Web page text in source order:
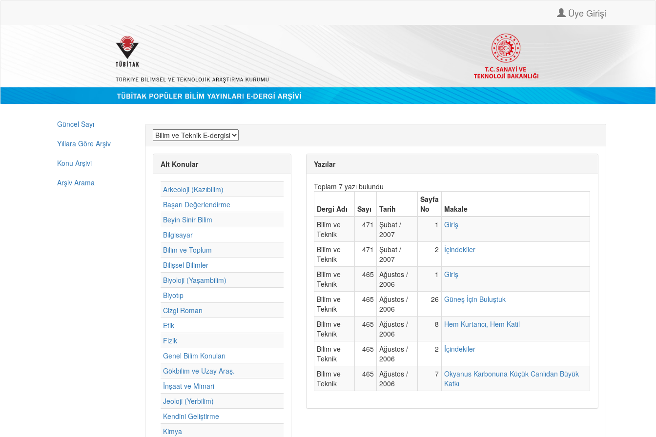
Üye Girişi
Güncel Sayı
Yıllara Göre Arşiv
Konu Arşivi
Arşiv Arama
Alt Konular
Arkeoloji (Kazıbilim)
Başarı Değerlendirme
Beyin Sinir Bilim
Bilgisayar
Bilim ve Toplum
Bilişsel Bilimler
Biyoloji (Yaşambilim)
Biyotıp
Cizgi Roman
Etik
Fizik
Genel Bilim Konuları
Gökbilim ve Uzay Araş.
İnşaat ve Mimari
Jeoloji (Yerbilim)
Kendini Geliştirme
Kimya
Yazılar
Toplam 7 yazı bulundu
Dergi Adı Sayı Tarih
Sayfa
No
Makale
Bilim ve
Teknik
471
Şubat /
2007
1 Giriş
Bilim ve
Teknik
471
Şubat /
2007
2 İçindekiler
Bilim ve
Teknik
465 Ağustos /
2006
1 Giriş
Bilim ve
Teknik
465 Ağustos /
2006
26 Güneş İçin Buluştuk
Bilim ve
Teknik
465 Ağustos /
2006
8 Hem Kurtarıcı, Hem Katil
Bilim ve
Teknik
465 Ağustos /
2006
2 İçindekiler
Bilim ve
Teknik
465 Ağustos /
2006
7 Okyanus Karbonuna Küçük Canlıdan Büyük
Katkı